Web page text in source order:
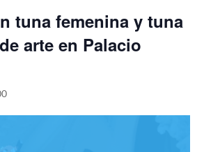
tuna femenina y tuna
arte en Palacio